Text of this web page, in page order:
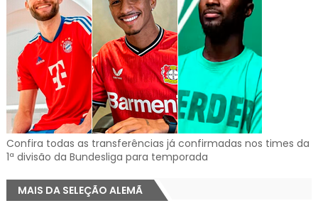
Confira todas as transferências já confirmadas nos times da
1ª divisão da Bundesliga para temporada
MAIS DA SELEÇÃO ALEMÃ